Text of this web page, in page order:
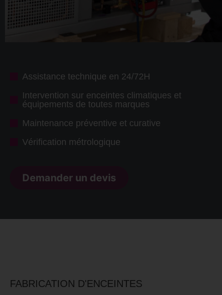
Assistance technique en 24/72H
Intervention sur enceintes climatiques et
équipements de toutes marques
Maintenance préventive et curative
Vérification métrologique
Demander un devis
FABRICATION D'ENCEINTES